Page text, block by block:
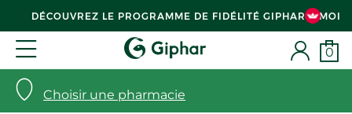
DÉCOUVREZ LE PROGRAMME DE FIDÉLITÉ GIPHAR & MOI
Choisir une pharmacie
0